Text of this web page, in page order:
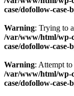
case/dofollow-case-
Warning: Trying to
/var/www/html/wp-
case/dofollow-case-
Warning: Attempt
/var/www/html/wp-
case/dofollow-case-